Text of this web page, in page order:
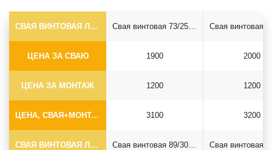
СВАЯ ВИНТОВАЯ ЛОПАСТНАЯ Ф73*5.5
ЦЕНА ЗА СВАЮ
ЦЕНА ЗА МОНТАЖ
ЦЕНА, СВАЯ+МОНТАЖ (БЕЗ ОГОЛОВКА)
1900
1200
3100
2000
1200
3200
СВАЯ ВИНТОВАЯ ЛОПАСТНАЯ Ф89*6.5